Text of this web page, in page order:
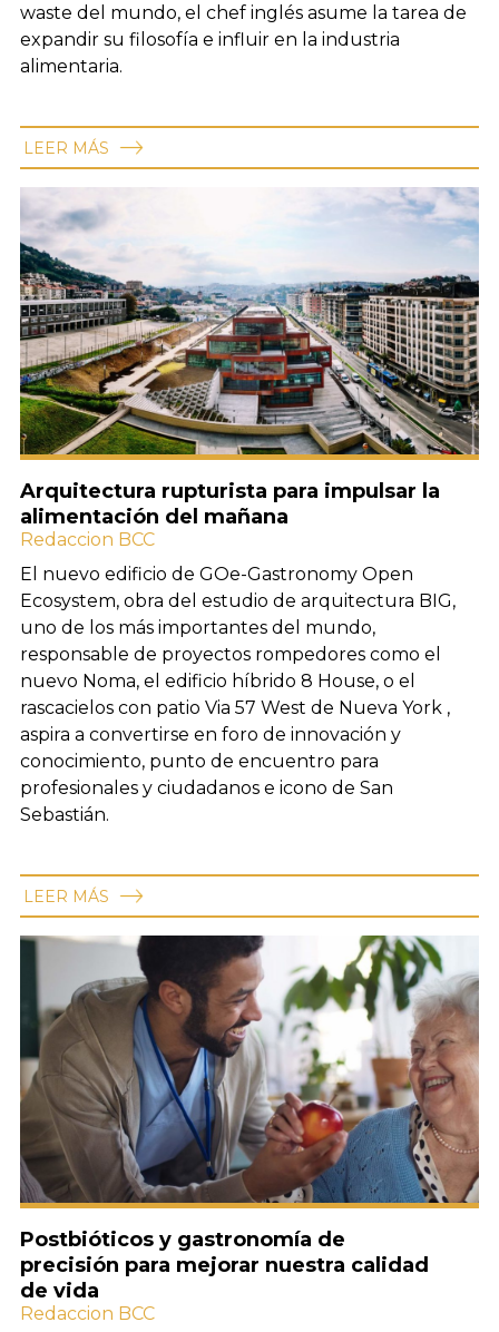
waste del mundo, el chef inglés asume la tarea de
expandir su filosofía e influir en la industria
alimentaria.
LEER MÁS
Arquitectura rupturista para impulsar la
alimentación del mañana
Redaccion BCC
El nuevo edificio de GOe-Gastronomy Open
Ecosystem, obra del estudio de arquitectura BIG,
uno de los más importantes del mundo,
responsable de proyectos rompedores como el
nuevo Noma, el edificio híbrido 8 House, o el
rascacielos con patio Via 57 West de Nueva York ,
aspira a convertirse en foro de innovación y
conocimiento, punto de encuentro para
profesionales y ciudadanos e icono de San
Sebastián.
LEER MÁS
Postbióticos y gastronomía de
precisión para mejorar nuestra calidad
de vida
Redaccion BCC